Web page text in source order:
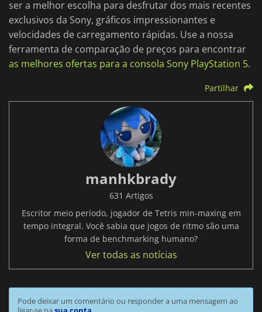
ser a melhor escolha para desfrutar dos mais recentes
exclusivos da Sony, gráficos impressionantes e
velocidades de carregamento rápidas. Use a nossa
ferramenta de comparação de preços para encontrar
as melhores ofertas para a consola Sony PlayStation 5.
Partilhar
manhkbrady
631 Artigos
Escritor meio período, jogador de Tetris min-maxing em
tempo integral. Você sabia que jogos de ritmo são uma
forma de benchmarking humano?
Ver todas as notícias
Pode deixar um comentário ou responder a uma mensagem ao